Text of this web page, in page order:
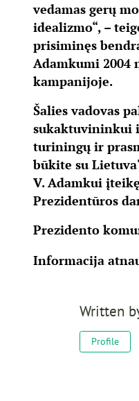
vedamas gerų
idealizmo“, –
prisiminęs
Adamkumi 2004
kampanijoje.
Šalies vadovas
sukaktuvininkui
turiningų ir
būkite su
V. Adamkui
Prezidentūros
Prezidento
Informacija
Written
Profile